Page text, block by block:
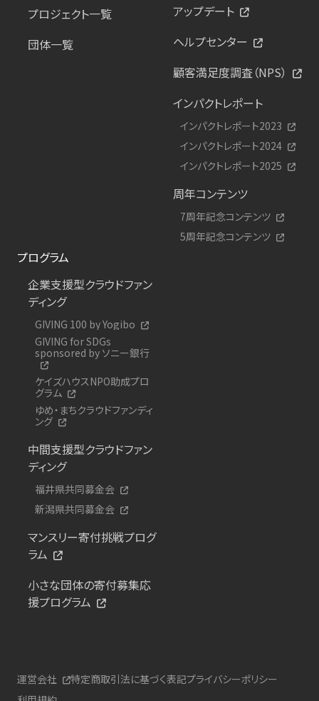
プロジェクト一覧
団体一覧
アップデート
ヘルプセンター
顧客満足度調査（NPS）
インパクトレポート
インパクトレポート2023
インパクトレポート2024
インパクトレポート2025
周年コンテンツ
7周年記念コンテンツ
5周年記念コンテンツ
プログラム
企業支援型クラウドファン
ディング
GIVING 100 by Yogibo
GIVING for SDGs
sponsored by ソニー銀行
ケイズハウスNPO助成プロ
グラム
ゆめ・まちクラウドファンディ
ング
中間支援型クラウドファン
ディング
福井県共同募金会
新潟県共同募金会
マンスリー寄付挑戦プログ
ラム
小さな団体の寄付募集応
援プログラム
運営会社 特定商取引法に基づく表記プライバシーポリシー